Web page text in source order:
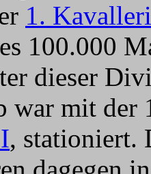
1.
100.000
dieser
war mit
, stationiert.